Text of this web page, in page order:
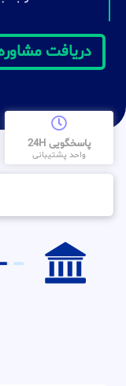
دریافت
پاسخگویی 24H
واحد پشتیبانی